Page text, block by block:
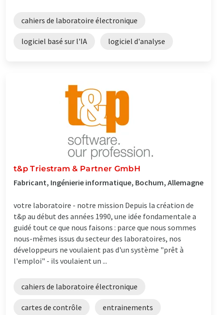
cahiers de laboratoire électronique
logiciel basé sur l'IA logiciel d'analyse
t&p Triestram & Partner GmbH
Fabricant, Ingénierie informatique, Bochum, Allemagne
votre laboratoire - notre mission Depuis la création de
t&p au début des années 1990, une idée fondamentale a
guidé tout ce que nous faisons : parce que nous sommes
nous-mêmes issus du secteur des laboratoires, nos
développeurs ne voulaient pas d'un système "prêt à
l'emploi" - ils voulaient un ...
cahiers de laboratoire électronique
cartes de contrôle entrainements